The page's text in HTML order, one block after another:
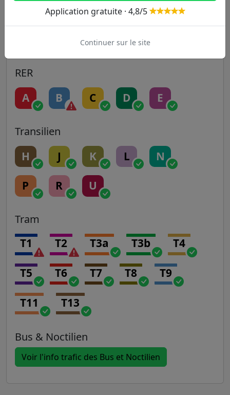
10 11 12 13
RER
A B C D E
Transilien
H J K L N
P R U
Tram
T1 T2 T3a T3b T4
T5 T6 T7 T8 T9
T11 T13
Bus & Noctilien
Voir l'info trafic des Bus et Noctilien
Application gratuite · 4,8/5
Continuer sur le site